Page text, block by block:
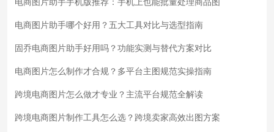
电商图片助手哪个好用？五大工具对比与选型指南
固乔电商图片助手好用吗？功能实测与替代方案对比
电商图片怎么制作才合规？多平台主图规范实操指南
跨境电商图片怎么做才专业？主流平台规范全解读
跨境电商图片制作工具怎么选？跨境卖家高效出图方案